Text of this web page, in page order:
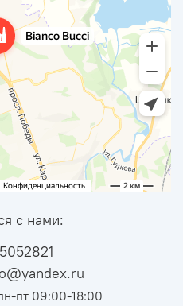
с нами:
пт 09:00-18:00